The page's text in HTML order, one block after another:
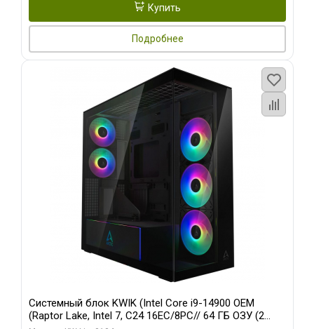
Купить
Подробнее
Системный блок KWIK (Intel Core i9-14900 OEM
(Raptor Lake, Intel 7, C24 16EC/8PC// 64 ГБ ОЗУ (2